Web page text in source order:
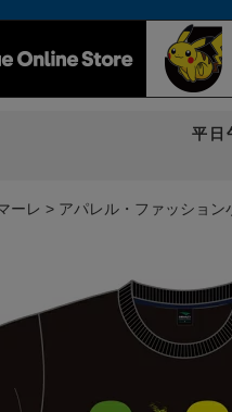
平日
ーレ アパレル・ファッション